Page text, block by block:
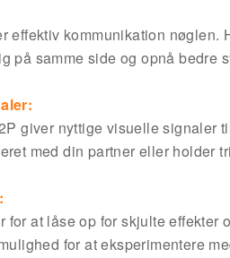
effektiv kommunikation nøglen.
på samme side og opnå bedre
giver nyttige visuelle signaler
med din partner eller holder
at låse op for skjulte effekter
for at eksperimentere